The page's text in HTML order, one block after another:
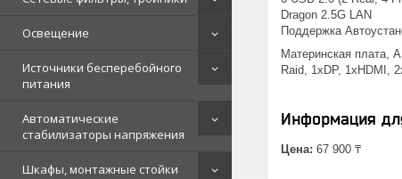
Освещение
Источники бесперебойного
питания
Автоматические
стабилизаторы напряжения
Шкафы, монтажные стойки
Dragon 2.5G LAN
Поддержка
Материнская плата,
Raid, 1xDP, 1xHDMI,
Информация
Цена: 67 900 ₸